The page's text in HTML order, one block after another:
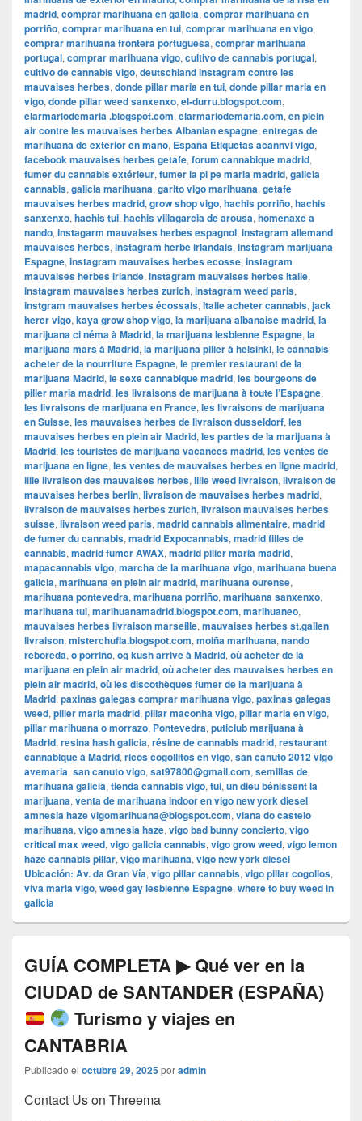
madrid, comprar marihuana en galicia, comprar marihuana en
porriño, comprar marihuana en tui, comprar marihuana en vigo,
comprar marihuana frontera portuguesa, comprar marihuana
portugal, comprar marihuana vigo, cultivo de cannabis portugal,
cultivo de cannabis vigo, deutschland instagram contre les
mauvaises herbes, donde pillar maria en tui, donde pillar maria en
vigo, donde pillar weed sanxenxo, el-durru.blogspot.com,
elarmariodemaria .blogspot.com, elarmariodemaria.com, en plein
air contre les mauvaises herbes Albanian espagne, entregas de
marihuana de exterior en mano, España Etiquetas acannvi vigo,
facebook mauvaises herbes getafe, forum cannabique madrid,
fumer du cannabis extérieur, fumer la pi pe maria madrid, galicia
cannabis, galicia marihuana, garito vigo marihuana, getafe
mauvaises herbes madrid, grow shop vigo, hachis porriño, hachis
sanxenxo, hachis tui, hachis villagarcia de arousa, homenaxe a
nando, instagarm mauvaises herbes espagnol, instagram allemand
mauvaises herbes, instagram herbe irlandais, instagram marijuana
Espagne, instagram mauvaises herbes ecosse, instagram
mauvaises herbes irlande, instagram mauvaises herbes italie,
instagram mauvaises herbes zurich, instagram weed paris,
instgram mauvaises herbes écossais, Italie acheter cannabis, jack
herer vigo, kaya grow shop vigo, la marijuana albanaise madrid, la
marijuana ci néma à Madrid, la marijuana lesbienne Espagne, la
marijuana mars à Madrid, la marijuana pilier à helsinki, le cannabis
acheter de la nourriture Espagne, le premier restaurant de la
marijuana Madrid, le sexe cannabique madrid, les bourgeons de
pilier maria madrid, les livraisons de marijuana à toute l’Espagne,
les livraisons de marijuana en France, les livraisons de marijuana
en Suisse, les mauvaises herbes de livraison dusseldorf, les
mauvaises herbes en plein air Madrid, les parties de la marijuana à
Madrid, les touristes de marijuana vacances madrid, les ventes de
marijuana en ligne, les ventes de mauvaises herbes en ligne madrid,
lille livraison des mauvaises herbes, lille weed livraison, livraison de
mauvaises herbes berlin, livraison de mauvaises herbes madrid,
livraison de mauvaises herbes zurich, livraison mauvaises herbes
suisse, livraison weed paris, madrid cannabis alimentaire, madrid
de fumer du cannabis, madrid Expocannabis, madrid filles de
cannabis, madrid fumer AWAX, madrid pilier maria madrid,
mapacannabis vigo, marcha de la marihuana vigo, marihuana buena
galicia, marihuana en plein air madrid, marihuana ourense,
marihuana pontevedra, marihuana porriño, marihuana sanxenxo,
marihuana tui, marihuanamadrid.blogspot.com, marihuaneo,
mauvaises herbes livraison marseille, mauvaises herbes st.gallen
livraison, misterchufla.blogspot.com, moiña marihuana, nando
reboreda, o porriño, og kush arrive à Madrid, où acheter de la
marijuana en plein air madrid, où acheter des mauvaises herbes en
plein air madrid, où les discothèques fumer de la marijuana à
Madrid, paxinas galegas comprar marihuana vigo, paxinas galegas
weed, pilier maria madrid, pillar maconha vigo, pillar maria en vigo,
pillar marihuana o morrazo, Pontevedra, puticlub marijuana à
Madrid, resina hash galicia, résine de cannabis madrid, restaurant
cannabique à Madrid, ricos cogollitos en vigo, san canuto 2012 vigo
avemaria, san canuto vigo, sat97800@gmail.com, semillas de
marihuana galicia, tienda cannabis vigo, tui, un dieu bénissent la
marijuana, venta de marihuana indoor en vigo new york diesel
amnesia haze vigomarihuana@blogspot.com, viana do castelo
marihuana, vigo amnesia haze, vigo bad bunny concierto, vigo
critical max weed, vigo galicia cannabis, vigo grow weed, vigo lemon
haze cannabis pillar, vigo marihuana, vigo new york diesel
Ubicación: Av. da Gran Vía, vigo pillar cannabis, vigo pillar cogollos,
viva maria vigo, weed gay lesbienne Espagne, where to buy weed in
galicia
GUÍA COMPLETA ▶ Qué ver en la
CIUDAD de SANTANDER (ESPAÑA)
Turismo y viajes en
CANTABRIA
Publicado el octubre 29, 2025poradmin
Contact Us on Threema